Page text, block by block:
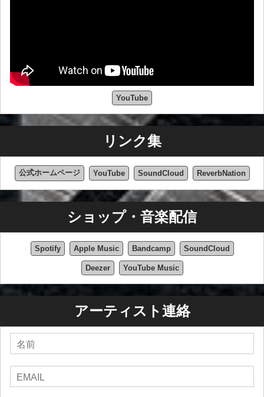
YouTube
リンク集
公式ホームページ YouTube SoundCloud ReverbNation
ショップ・音楽配信
Spotify Apple Music Bandcamp SoundCloud
Deezer YouTube Music
アーティスト連絡